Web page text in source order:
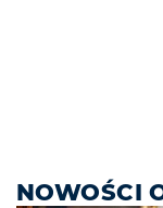
NOWOŚCI